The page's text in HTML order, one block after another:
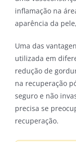
inflamação na
aparência da
Uma das
utilizada em
redução de
na recuperação
seguro e não
precisa se
recuperação.